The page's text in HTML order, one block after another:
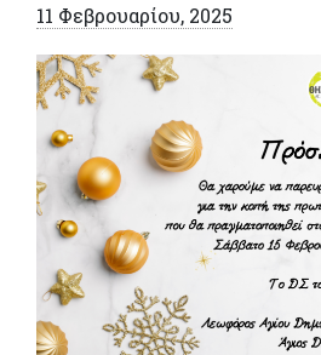
11 Φεβρουαρίου, 2025